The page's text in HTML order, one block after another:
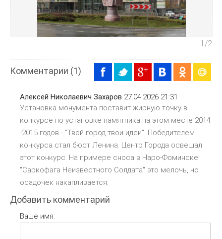
1 /2
Комментарии (1)
Алексей Николаевич Захаров 27.04.2026 21:31
Установка монумента поставит жирную точку в
конкурсе по установке памятника на этом месте 2014
-2015 годов - "Твой город твои идеи". Победителем
конкурса стал бюст Ленина. Центр Города освещал
этот конкурс. На примере сноса в Наро-Фоминске
"Саркофага Неизвестного Солдата" это мелочь, но
осадочек накапливается.
Добавить комментарий
Ваше имя: